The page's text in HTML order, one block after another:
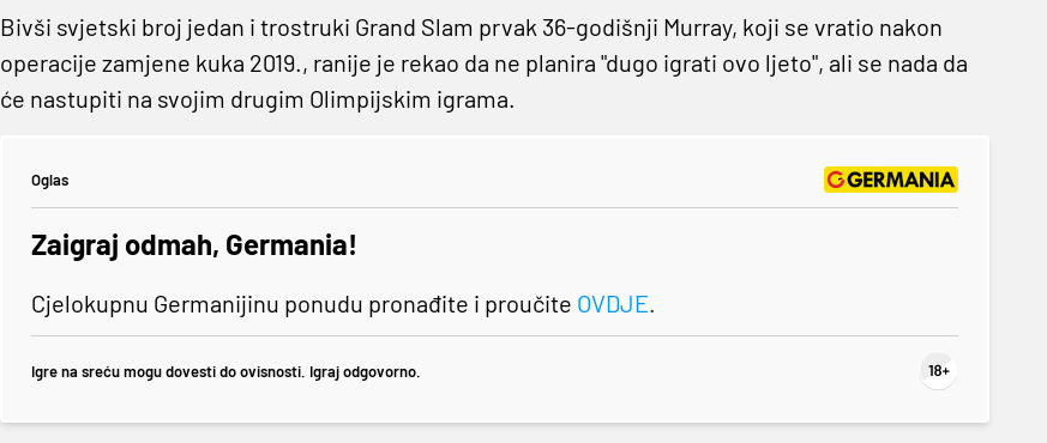
Bivši svjetski broj jedan i trostruki Grand Slam prvak 36-godišnji Murray, koji se vratio nakon
operacije zamjene kuka 2019., ranije je rekao da ne planira "dugo igrati ovo ljeto", ali se nada da
će nastupiti na svojim drugim Olimpijskim igrama.
Oglas
Zaigraj odmah, Germania!
Cjelokupnu Germanijinu ponudu pronađite i proučite OVDJE.
Igre na sreću mogu dovesti do ovisnosti. Igraj odgovorno.